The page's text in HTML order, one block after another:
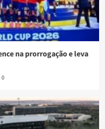
na prorrogação e leva
0